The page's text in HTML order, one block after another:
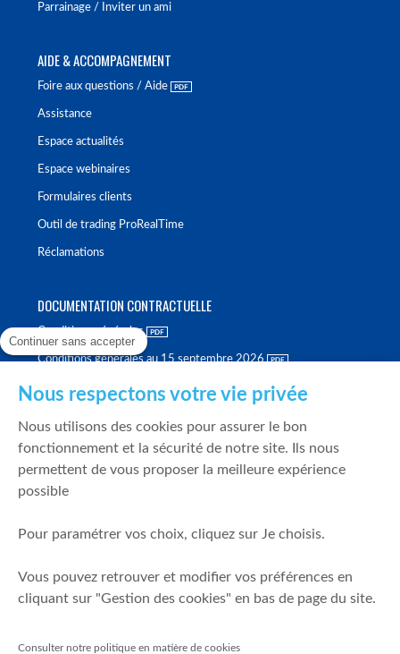
Parrainage / Inviter un ami
AIDE & ACCOMPAGNEMENT
Foire aux questions / Aide
Assistance
Espace actualités
Espace webinaires
Formulaires clients
Outil de trading ProRealTime
Réclamations
DOCUMENTATION CONTRACTUELLE
Conditions générales
Conditions générales au 15 septembre 2026
Politique de meilleure sélection
Politique de durabilité
Fonds de garantie des dépôts et de résolution
Mentions légales
Prévention de la fraude
Continuer sans accepter
Nous respectons votre vie privée
Nous utilisons des cookies pour assurer le bon
fonctionnement et la sécurité de notre site. Ils nous
permettent de vous proposer la meilleure expérience
possible
Pour paramétrer vos choix, cliquez sur Je choisis.
Vous pouvez retrouver et modifier vos préférences en
cliquant sur "Gestion des cookies" en bas de page du site.
Consulter notre politique en matière de cookies